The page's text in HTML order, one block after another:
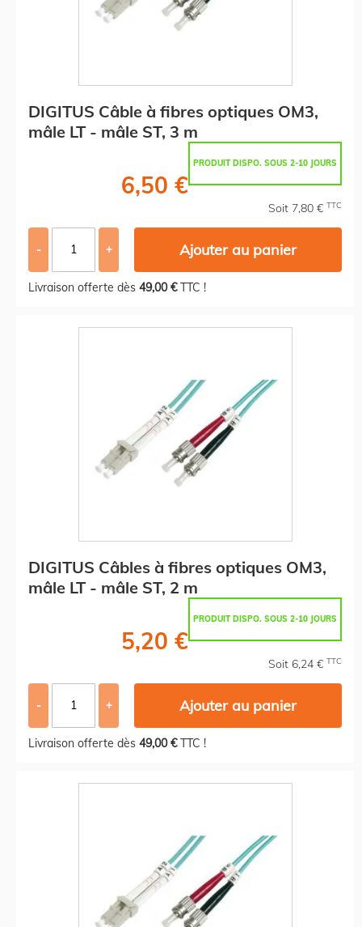
DIGITUS Câble à fibres optiques OM3,
mâle LT - mâle ST, 3 m
PRODUIT DISPO. SOUS 2-10 JOURS
6,50 €
Soit 7,80 € TTC
- + Ajouter au panier
Livraison offerte dès 49,00 €TTC !
DIGITUS Câbles à fibres optiques OM3,
mâle LT - mâle ST, 2 m
PRODUIT DISPO. SOUS 2-10 JOURS
5,20 €
Soit 6,24 € TTC
- + Ajouter au panier
Livraison offerte dès 49,00 €TTC !